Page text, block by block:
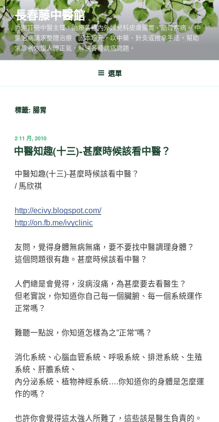
跳
至
主
要
內
長春藤中醫館
香港註冊中醫主理，治療各種內外婦兒科皮膚腸胃、筋骨疾病。 中
醫治病講求整體治療，固本培元，以中藥、針灸或推拿手法，幫助
求診者恢愎人體正氣，解決各種病痛問題。
選單
標籤: 腸胃
發
佈
於
2 11 月, 2010
中醫知趣(十三)-甚麼時候該看中醫？
中醫知趣(十三)-甚麼時候該看中醫？
/ 馬欣祺
http://ecivy.blogspot.com/
http://on.fb.me/ivyclinic
友問，覺得身體無病無痛，要不要找中醫調理身體？
這個問題很有趣。甚麼時候該看中醫？
人們總是會覺得，沒病沒痛，為甚麼要去看醫生？
但老實說，你知道你自己每一個臟腑、每一個系統運作
正常嗎？
難聽一點說，你知道怎樣為之”正常”嗎？
消化系統、心腦血管系統、呼吸系統、排泄系統、生殖
系統、肝膽系統、
內分泌系統、植物神經系統….你知道你的身體是怎麼運
作的嗎？
也許你會覺得這太強人所難了，這些該是醫生負責的。